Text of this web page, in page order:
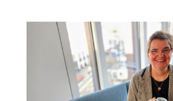
für
Views,
Likes